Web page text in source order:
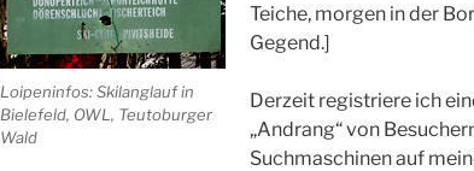
Loipeninfos: Skilanglauf in
Bielefeld, OWL, Teutoburger
Wald
Teiche, morgen in der
Gegend.]
Derzeit registriere ich
„Andrang“ von
Suchmaschinen auf